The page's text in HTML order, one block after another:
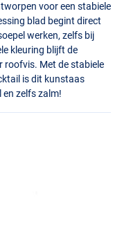
voor een stabiele
blad begint direct
werken, zelfs bij
kleuring blijft de
roofvis. Met de stabiele
is dit kunstaas
zelfs zalm!